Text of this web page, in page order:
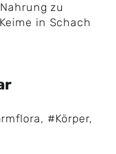
zu
in Schach
, #Körper,